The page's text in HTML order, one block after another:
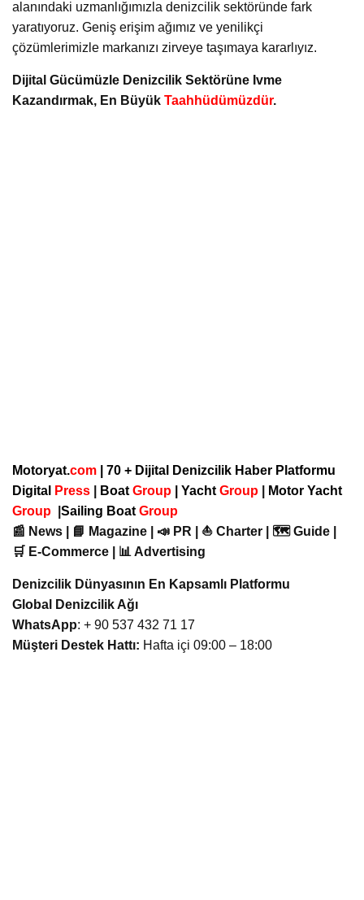
alanındaki uzmanlığımızla denizcilik sektöründe fark
yaratıyoruz. Geniş erişim ağımız ve yenilikçi
çözümlerimizle markanızı zirveye taşımaya kararlıyız.
Dijital Gücümüzle Denizcilik Sektörüne Ivme
Kazandırmak, En Büyük Taahhüdümüzdür.
Motoryat.com | 70 + Dijital Denizcilik Haber Platformu
Digital
Press Boat Group Yacht Group
Motor Yacht
Group
Sailing Boat Group
📰 News | 📘 Magazine | 📣 PR | ⛵ Charter | 🗺️ Guide |
🛒 E-Commerce | 📊 Advertising
Denizcilik Dünyasının En Kapsamlı Platformu
Global Denizcilik Ağı
WhatsApp: + 90 537 432 71 17
Müşteri Destek Hattı: Hafta içi 09:00 – 18:00